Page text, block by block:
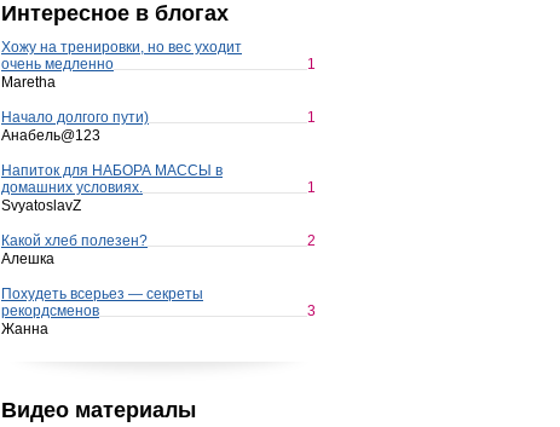
Интересное в блогах
Хожу на тренировки, но вес уходит
очень медленно
1
Maretha
Начало долгого пути)
1
Анабель@123
Напиток для НАБОРА МАССЫ в
домашних условиях.
1
SvyatoslavZ
Какой хлеб полезен?
2
Алешка
Похудеть всерьез — секреты
рекордсменов
3
Жанна
Видео материалы